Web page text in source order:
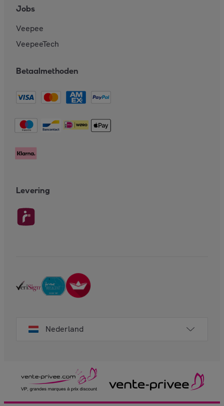
Jobs
Veepee
VeepeeTech
Betaalmethoden
Levering
Nederland